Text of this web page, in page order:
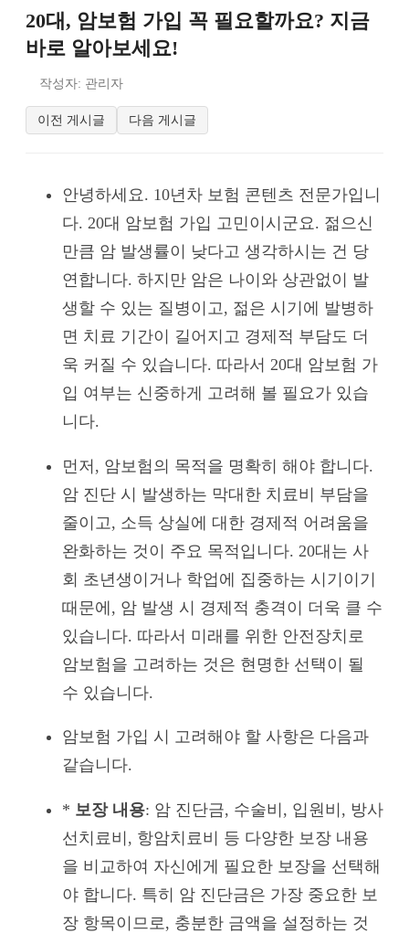
20대, 암보험 가입 꼭 필요할까요? 지금
바로 알아보세요!
작성자: 관리자
이전 게시글 다음 게시글
안녕하세요. 10년차 보험 콘텐츠 전문가입니
다. 20대 암보험 가입 고민이시군요. 젊으신
만큼 암 발생률이 낮다고 생각하시는 건 당
연합니다. 하지만 암은 나이와 상관없이 발
생할 수 있는 질병이고, 젊은 시기에 발병하
면 치료 기간이 길어지고 경제적 부담도 더
욱 커질 수 있습니다. 따라서 20대 암보험 가
입 여부는 신중하게 고려해 볼 필요가 있습
니다.
먼저, 암보험의 목적을 명확히 해야 합니다.
암 진단 시 발생하는 막대한 치료비 부담을
줄이고, 소득 상실에 대한 경제적 어려움을
완화하는 것이 주요 목적입니다. 20대는 사
회 초년생이거나 학업에 집중하는 시기이기
때문에, 암 발생 시 경제적 충격이 더욱 클 수
있습니다. 따라서 미래를 위한 안전장치로
암보험을 고려하는 것은 현명한 선택이 될
수 있습니다.
암보험 가입 시 고려해야 할 사항은 다음과
같습니다.
* 보장 내용: 암 진단금, 수술비, 입원비, 방사
선치료비, 항암치료비 등 다양한 보장 내용
을 비교하여 자신에게 필요한 보장을 선택해
야 합니다. 특히 암 진단금은 가장 중요한 보
장 항목이므로, 충분한 금액을 설정하는 것